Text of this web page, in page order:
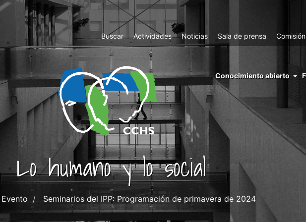
Top
Menu
Buscar Actividades Noticias Sala de prensa
menu
right
cchs
conocimiento
abierto
Conocimiento abierto
Lo humano y lo social
Evento Seminarios del IPP: Programación de primavera de 2024